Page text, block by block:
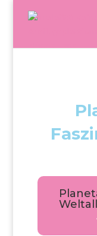
Weltall